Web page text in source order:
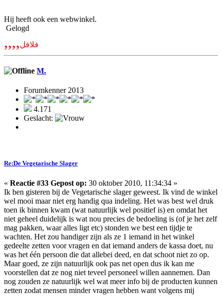
Hij heeft ook een webwinkel.
Gelogd
,,,,فلافل
M.
Forumkenner 2013
4.171
Geslacht:
Re:De Vegetarische Slager
« Reactie #33 Gepost op: 30 oktober 2010, 11:34:34 »
Ik ben gisteren bij de Vegetarische slager geweest. Ik vind de winkel
wel mooi maar niet erg handig qua indeling. Het was best wel druk
toen ik binnen kwam (wat natuurlijk wel positief is) en omdat het
niet geheel duidelijk is wat nou precies de bedoeling is (of je het zelf
mag pakken, waar alles ligt etc) stonden we best een tijdje te
wachten. Het zou handiger zijn als ze 1 iemand in het winkel
gedeelte zetten voor vragen en dat iemand anders de kassa doet, nu
was het één persoon die dat allebei deed, en dat schoot niet zo op.
Maar goed, ze zijn natuurlijk ook pas net open dus ik kan me
voorstellen dat ze nog niet teveel personeel willen aannemen. Dan
nog zouden ze natuurlijk wel wat meer info bij de producten kunnen
zetten zodat mensen minder vragen hebben want volgens mij